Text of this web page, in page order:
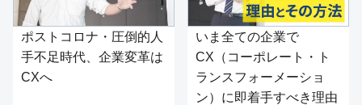
ポストコロナ・圧倒的人
手不足時代、企業変革は
CXへ
いま全ての企業で
CX（コーポレート・ト
ランスフォーメーショ
ン）に即着手すべき理由